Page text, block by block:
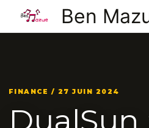
contenu
Ben
FINANCE / 27 JUIN 2024
DualSun